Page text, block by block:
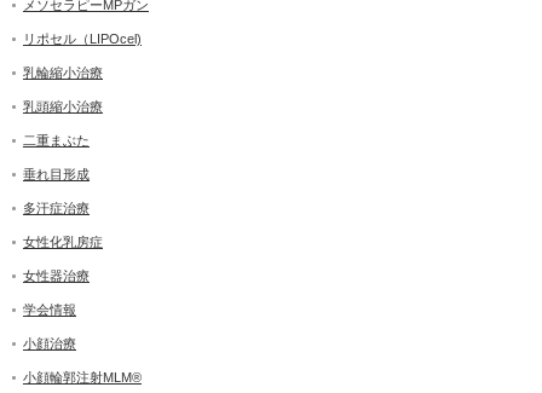
メソセラピーMPガン
リポセル（LIPOcel)
乳輪縮小治療
乳頭縮小治療
二重まぶた
垂れ目形成
多汗症治療
女性化乳房症
女性器治療
学会情報
小顔治療
小顔輪郭注射MLM®